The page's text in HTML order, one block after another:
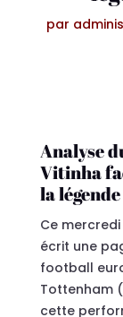
par
Analyse
Vitinha
la
Ce
écrit une
football
Tottenham
cette